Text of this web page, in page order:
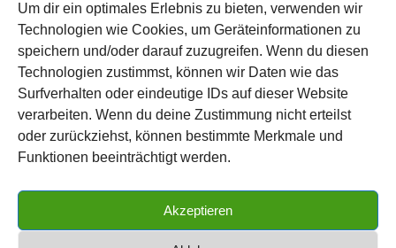
Um dir ein optimales Erlebnis zu bieten, verwenden wir
Technologien wie Cookies, um Geräteinformationen zu
speichern und/oder darauf zuzugreifen. Wenn du diesen
Technologien zustimmst, können wir Daten wie das
Surfverhalten oder eindeutige IDs auf dieser Website
verarbeiten. Wenn du deine Zustimmung nicht erteilst
oder zurückziehst, können bestimmte Merkmale und
Funktionen beeinträchtigt werden.
Akzeptieren
Metzgerei Meier & Nicolai GmbH: Partyservice und Catering in
Wildeshausen
Kontakt zu uns